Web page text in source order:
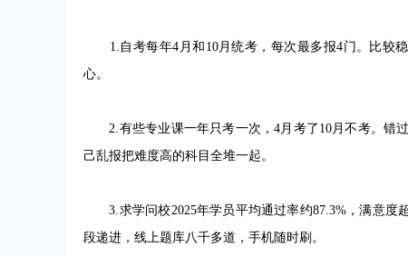
1.自考每年4月和10月统考，每次最多报4门。比较
心。
2.有些专业课一年只考一次，4月考了10月不考。错
己乱报把难度高的科目全堆一起。
3.求学问校2025年学员平均通过率约87.3%，满意度
段递进，线上题库八千多道，手机随时刷。